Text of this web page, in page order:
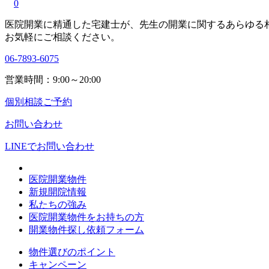
0
医院開業に精通した宅建士が、 先生の開業に関するあらゆる
お気軽にご相談ください。
06-7893-6075
営業時間：9:00～20:00
個別相談ご予約
お問い合わせ
LINEでお問い合わせ
医院開業物件
新規開院情報
私たちの強み
医院開業物件をお持ちの方
開業物件探し依頼フォーム
物件選びのポイント
キャンペーン